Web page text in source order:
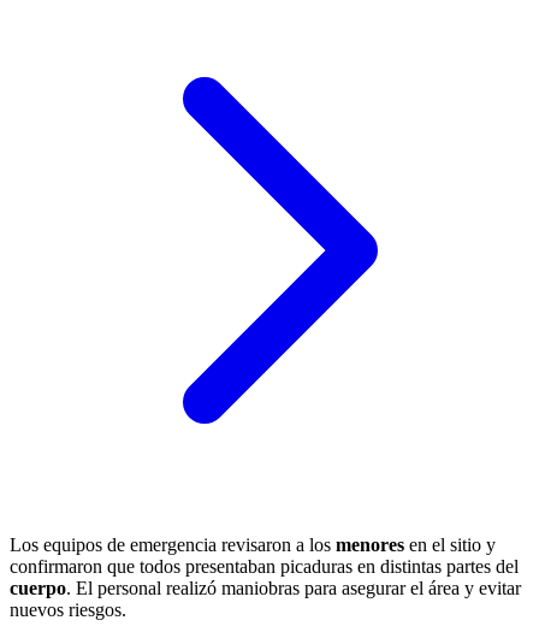
Los equipos de emergencia revisaron a los menores en el sitio y
confirmaron que todos presentaban picaduras en distintas partes del
cuerpo. El personal realizó maniobras para asegurar el área y evitar
nuevos riesgos.